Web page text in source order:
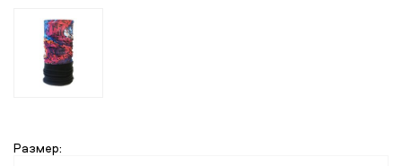
Размер: